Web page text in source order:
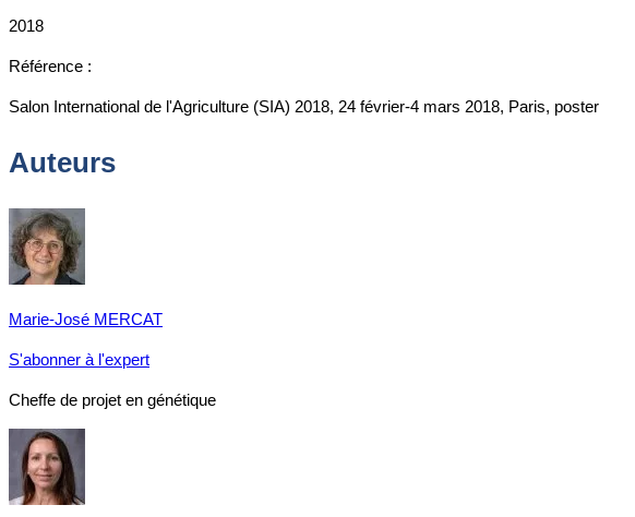
2018
Référence :
Salon International de l'Agriculture (SIA) 2018, 24 février-4 mars 2018, Paris, poster
Auteurs
Marie-José MERCAT
S'abonner à l'expert
Cheffe de projet en génétique